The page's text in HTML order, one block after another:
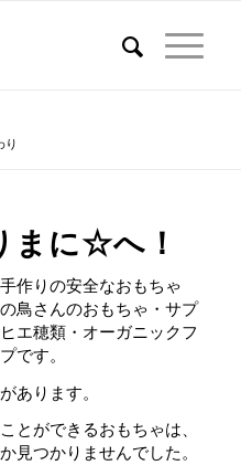
り
まに☆へ！
作りの安全なおもちゃ
鳥さんのおもちゃ・サプ
エ穂類・オーガニックフ
です。
あります。
とができるおもちゃは、
見つかりませんでした。